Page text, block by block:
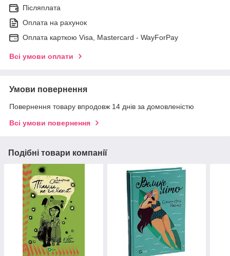
Післяплата
Оплата на рахунок
Оплата карткою Visa, Mastercard - WayForPay
Всі умови оплати
Умови повернення
Повернення товару впродовж 14 днів за домовленістю
Всі умови повернення
Подібні товари компанії